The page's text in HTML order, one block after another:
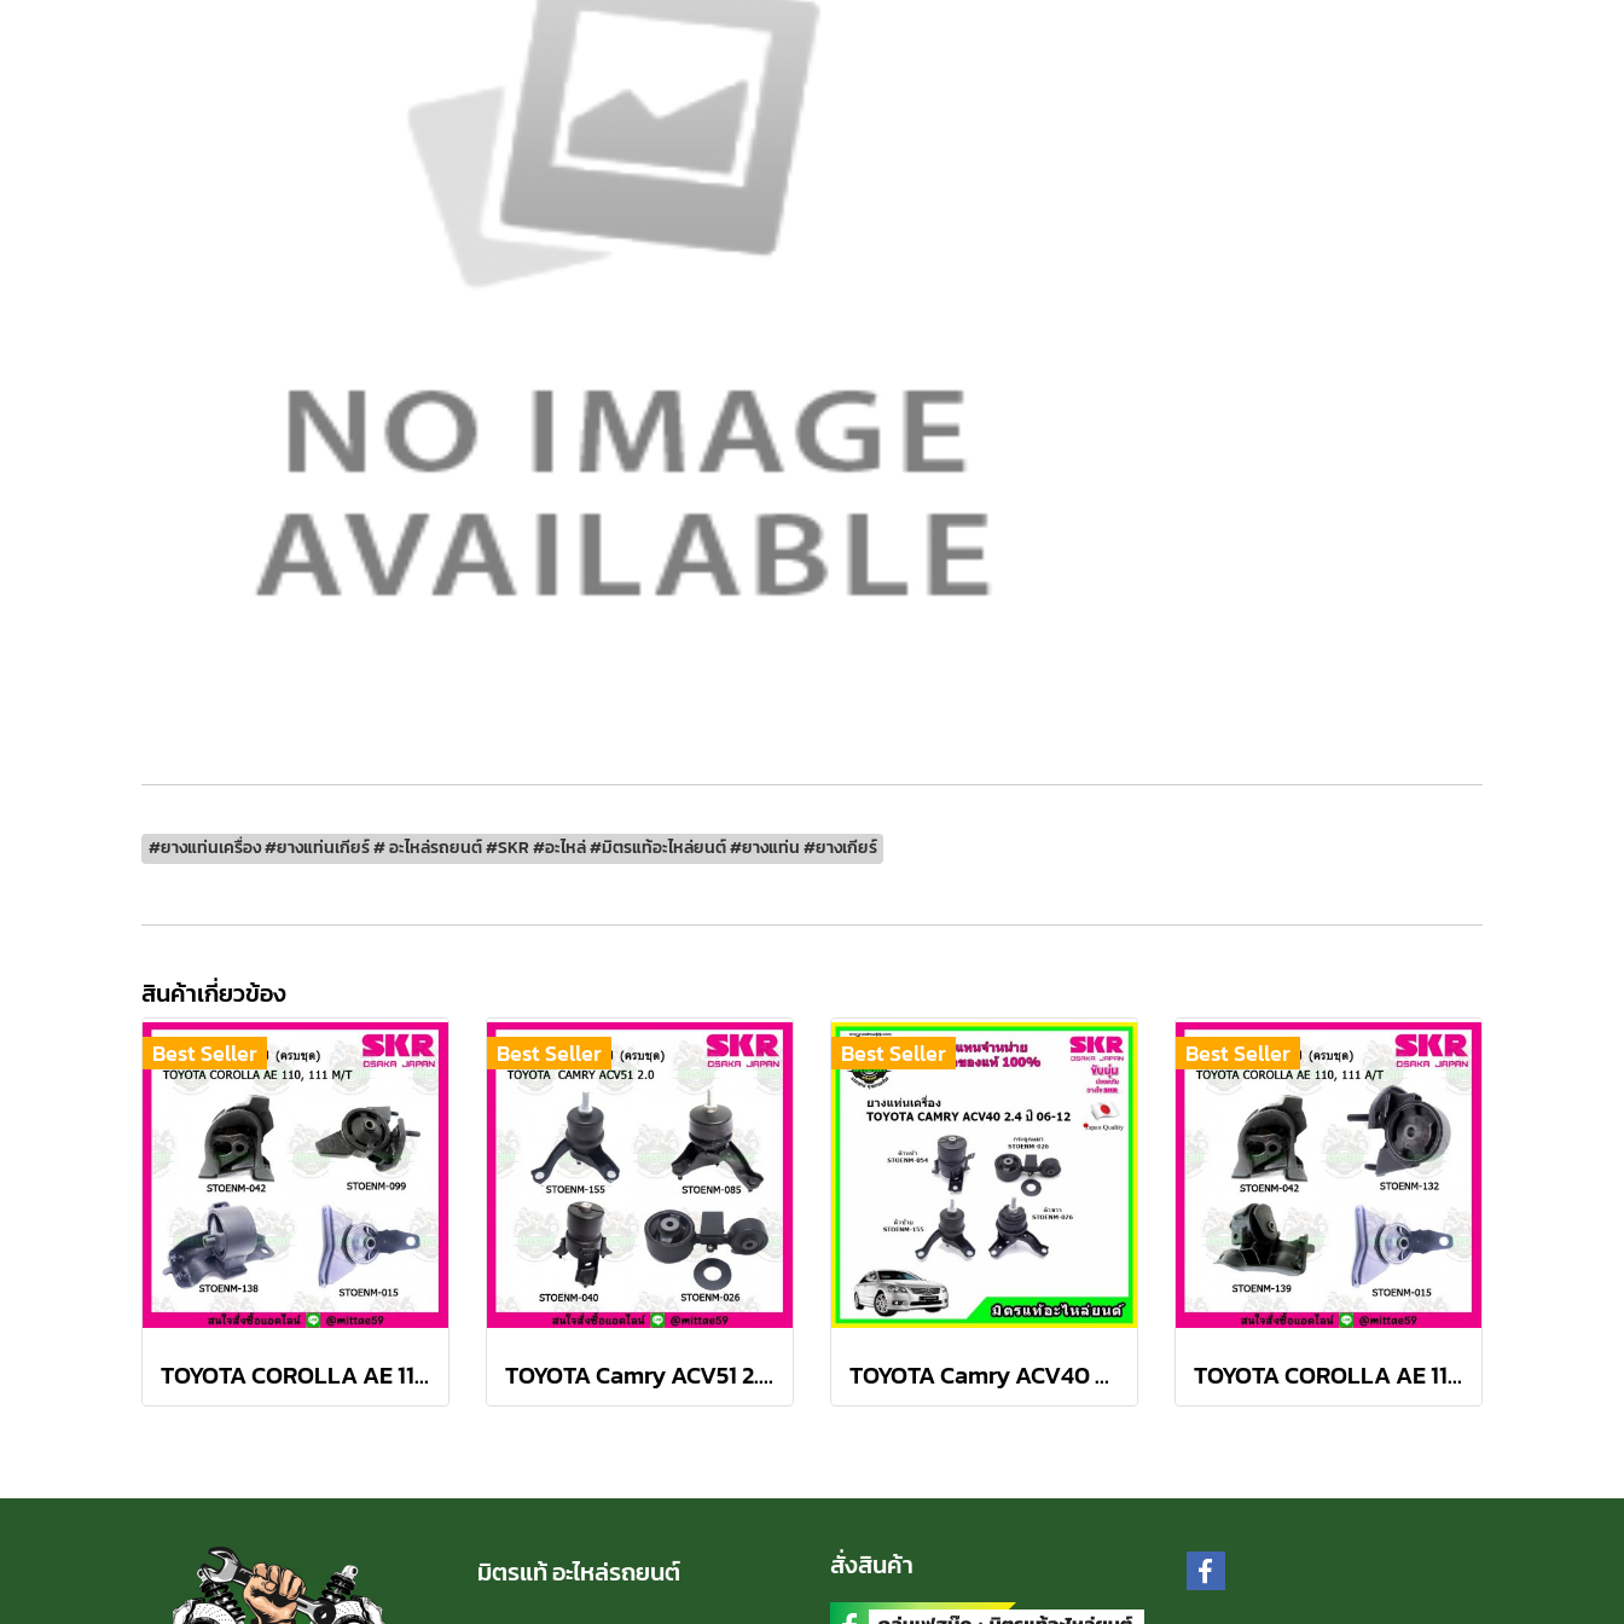
#ยางแท่นเครื่อง #ยางแท่นเกียร์ # อะไหล่รถยนต์ #SKR #อะไหล่ #มิตรแท้อะไหล่ยนต์ #ยางแท่น #ยางเกียร์
สินค้าเกี่ยวข้อง
Best Seller
TOYOTA COROLLA AE 110, 111 M/T สามห่วง ยางแท่นเครื่องครบชุด SKR
Best Seller
TOYOTA Camry ACV51 2.0 ปี 12-18 ยางแท่นเครื่องครบชุด กระดูกหมา
Best Seller
TOYOTA Camry ACV40 2.4 Hybrid ปี 06-12 ยางแท่นเครื่องครบชุด กระดูกหมา
Best Seller
TOYOTA COROLLA AE 110, 111 A/T สามห่วง ยางแท่นเครื่องครบชุด SKR
มิตรแท้ อะไหล่รถยนต์ สั่งสินค้า